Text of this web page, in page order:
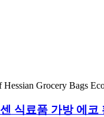
식료품 가방 에코